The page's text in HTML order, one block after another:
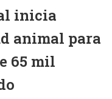
inicia
animal para
65 mil